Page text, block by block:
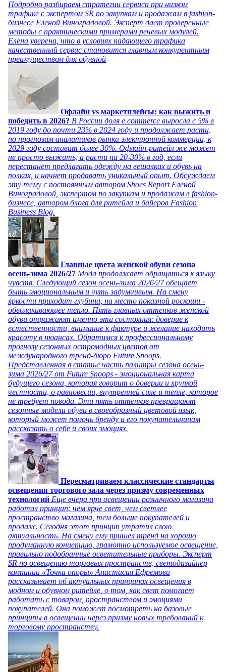
Подробно разбираем стратегии сервиса при низком
трафике с экспертом SR по закупкам и продажам в fashion-
бизнесе Еленой Виноградовой. Эксперт дает проверенные
методы с практическими примерами речевых модулей.
Елена уверена, что в условиях падающего трафика
качественный сервис становится главным конкурентным
преимуществом для обувной
Офлайн vs маркетплейсы: как выжить и
победить в 2026? В России доля e commerce выросла с 5% в
2019 году до почти 23% в 2024 году и продолжает расти,
по прогнозам аналитиков рынка электронной коммерции, к
2029 году составит более 30%. Офлайн-ритейл же может
не просто выжить, а расти на 20-30% в год, если
перестанет предлагать одежду на вешалках и обувь на
полках, и начнет продавать уникальный опыт. Обсуждаем
эту тему с постоянным автором Shoes Report Еленой
Виноградовой, экспертом по закупкам и продажам в fashion-
бизнесе, автором блога для ритейла и байеров Fashion
Business Blog.
Главные цвета женской обуви сезона
осень-зима 2026/27 Мода продолжает обращаться к языку
чувств. Следующий сезон осень-зима 2026/27 обещает
быть эмоциональным и чуть задумчивым. На смену
яркости приходит глубина, на место показной роскоши -
обволакивающее тепло. Пять главных оттенков женской
обуви отражают именно эти состояния: доверие к
естественности, внимание к фактуре и желание находить
красоту в нюансах. Обратимся к профессиональному
прогнозу сезонных остромодных цветов от
международного тренд-бюро Future Snoops.
Представленная в статье часть палитры сезона осень-
зима 2026/27 от Future Snoops - эмоциональная карта
будущего сезона, которая говорит о доверии и хрупкой
честности, о равновесии, внутренней силе и тепле, которое
не требует повода. Эти пять оттенков превращают
сезонные модели обуви в своеобразный цветовой язык,
который может помочь бренду и его покупательницам
рассказать о себе и своих эмоциях.
Пересматриваем классические стандарты
освещения торгового зала через призму современных
технологий Еще вчера при освещении розничного магазина
работал принцип: чем ярче свет, чем светлее
пространство магазина, тем больше покупателей и
продаж. Сегодня этот принцип утратил свою
актуальность. На смену ему пришел тренд на хорошо
продуманную концепцию, грамотно используемое освещение,
правильно подобранные осветительные приборы. Эксперт
SR по освещению торговых пространств, светодизайнер
компании «Точка опоры» Анастасия Ефремова
рассказывает об актуальных принципах освещения в
модном и обувном ритейле, о том, как свет помогает
работать с товаром, пространством и эмоциями
покупателей. Она поможет посмотреть на базовые
принципы в освещении через призму новых требований к
торговому пространству.